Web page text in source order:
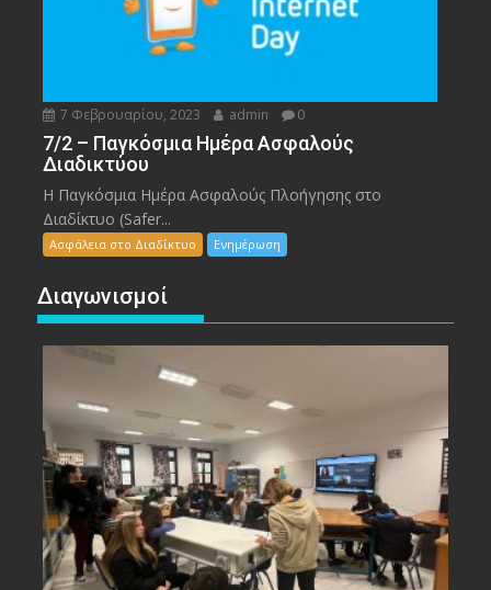
7 Φεβρουαρίου, 2023 admin 0
7/2 – Παγκόσμια Ημέρα Ασφαλούς
Διαδικτύου
Η Παγκόσμια Ημέρα Ασφαλούς Πλοήγησης στο
Διαδίκτυο (Safer...
Ασφάλεια στο Διαδίκτυο Ενημέρωση
Διαγωνισμοί